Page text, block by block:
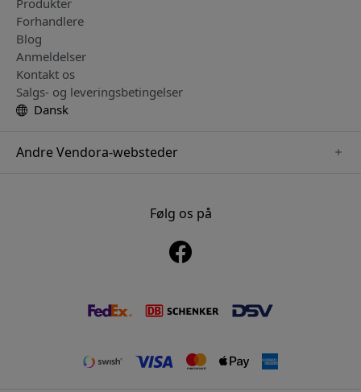
Produkter
Forhandlere
Blog
Anmeldelser
Kontakt os
Salgs- og leveringsbetingelser
Dansk
Andre Vendora-websteder
www.nordicsmartlight.seFølg os på